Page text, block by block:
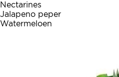
Nectarines
Jalapeno peper
Watermeloen